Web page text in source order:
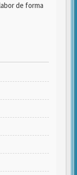
de forma